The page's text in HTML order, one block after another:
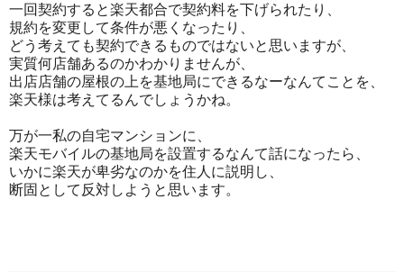
一回契約すると楽天都合で契約料を下げられたり、
規約を変更して条件が悪くなったり、
どう考えても契約できるものではないと思いますが、
実質何店舗あるのかわかりませんが、
出店店舗の屋根の上を基地局にできるなーなんてことを、
楽天様は考えてるんでしょうかね。
万が一私の自宅マンションに、
楽天モバイルの基地局を設置するなんて話になったら、
いかに楽天が卑劣なのかを住人に説明し、
断固として反対しようと思います。